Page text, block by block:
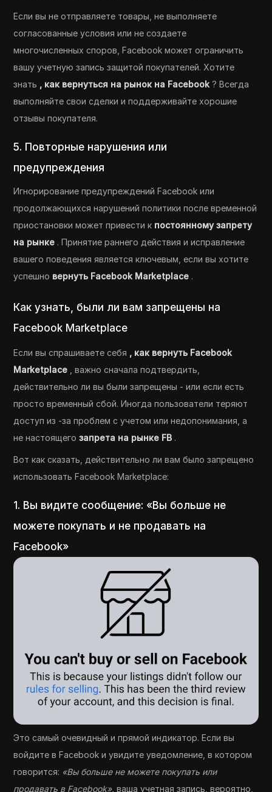
Если вы не отправляете товары, не выполняете
согласованные условия или не создаете
многочисленных споров, Facebook может ограничить
вашу учетную запись защитой покупателей. Хотите
знать , как вернуться на рынок на Facebook ? Всегда
выполняйте свои сделки и поддерживайте хорошие
отзывы покупателя.
5. Повторные нарушения или
предупреждения
Игнорирование предупреждений Facebook или
продолжающихся нарушений политики после временной
приостановки может привести к постоянному запрету
на рынке . Принятие раннего действия и исправление
вашего поведения является ключевым, если вы хотите
успешно вернуть Facebook Marketplace .
Как узнать, были ли вам запрещены на
Facebook Marketplace
Если вы спрашиваете себя , как вернуть Facebook
Marketplace , важно сначала подтвердить,
действительно ли вы были запрещены - или если есть
просто временный сбой. Иногда пользователи теряют
доступ из -за проблем с учетом или недопонимания, а
не настоящегозапрета на рынке FB .
Вот как сказать, действительно ли вам было запрещено
использовать Facebook Marketplace:
1. Вы видите сообщение: «Вы больше не
можете покупать и не продавать на
Facebook»
Это самый очевидный и прямой индикатор. Если вы
войдите в Facebook и увидите уведомление, в котором
говорится: «Вы больше не можете покупать или
продавать в Facebook», ваша учетная запись, вероятно,